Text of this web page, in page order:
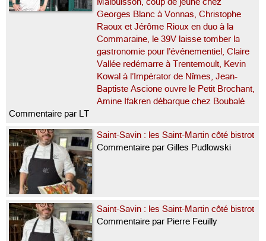
Georges Blanc à Vonnas, Christophe
Raoux et Jérôme Rioux en duo à la
Commaraine, le 39V laisse tomber la
gastronomie pour l’événementiel, Claire
Vallée redémarre à Trentemoult, Kevin
Kowal à l’Impérator de Nîmes, Jean-
Baptiste Ascione ouvre le Petit Brochant,
Amine Ifakren débarque chez Boubalé
Commentaire par LT
Saint-Savin : les Saint-Martin côté bistrot
Commentaire par Gilles Pudlowski
Saint-Savin : les Saint-Martin côté bistrot
Commentaire par Pierre Feuilly